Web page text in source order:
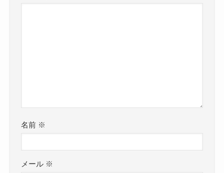
名前 ※
メール ※